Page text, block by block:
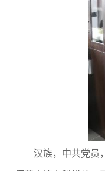
汉族，中共党员